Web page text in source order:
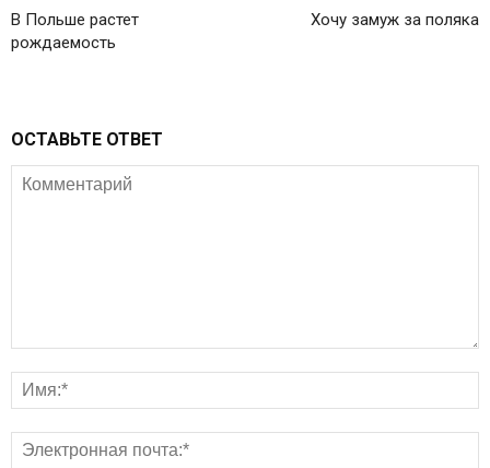
В Польше растет
рождаемость
Хочу замуж за поляка
ОСТАВЬТЕ ОТВЕТ